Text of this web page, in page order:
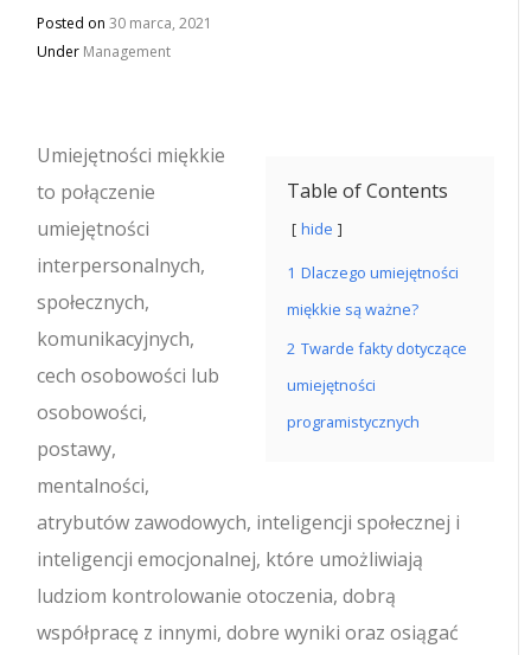
Posted on30 marca, 2021
Under Management
Table of Contents
hide
1 Dlaczego umiejętności
miękkie są ważne?
2 Twarde fakty dotyczące
umiejętności
programistycznych
Umiejętności miękkie
to połączenie
umiejętności
interpersonalnych,
społecznych,
komunikacyjnych,
cech osobowości lub
osobowości,
postawy,
mentalności,
atrybutów zawodowych, inteligencji społecznej i
inteligencji emocjonalnej, które umożliwiają
ludziom kontrolowanie otoczenia, dobrą
współpracę z innymi, dobre wyniki oraz osiągać